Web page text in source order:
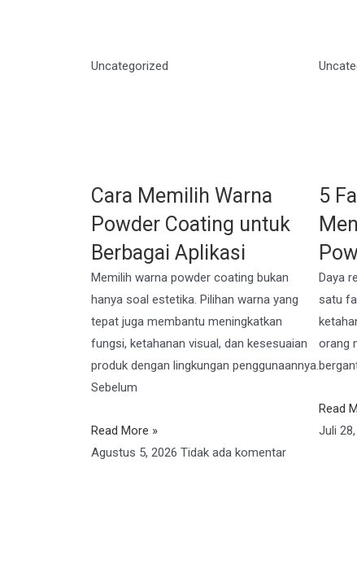
Uncategorized
Cara Memilih Warna
Powder Coating untuk
Berbagai Aplikasi
Memilih warna powder coating bukan
hanya soal estetika. Pilihan warna yang
tepat juga membantu meningkatkan
fungsi, ketahanan visual, dan kesesuaian
produk dengan lingkungan penggunaannya.
Sebelum
Read More »
Agustus 5, 2026 Tidak ada komentar
5
Daya
satu
orang
Read
Juli